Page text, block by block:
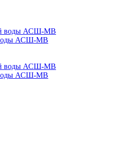
воды АСШ-МВ
воды АСШ-МВ